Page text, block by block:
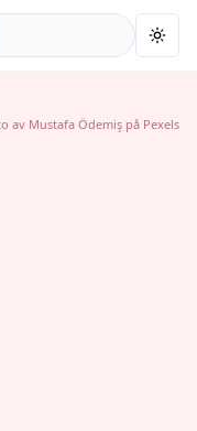
av Mustafa Ödemiş på Pexels